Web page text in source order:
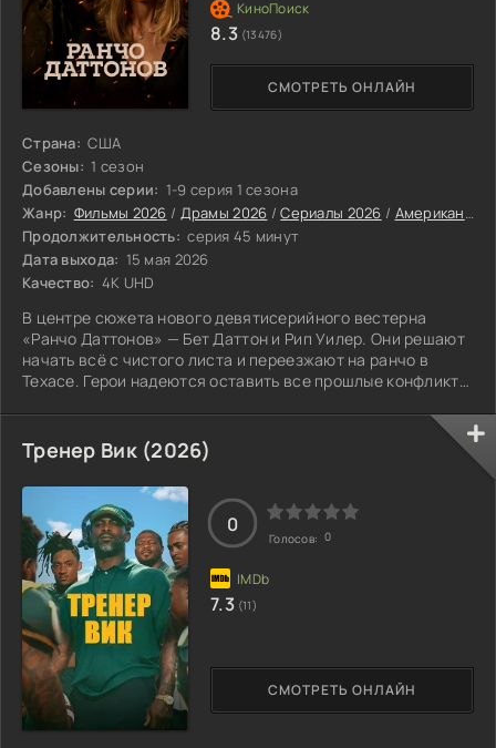
Страна: США
Сезоны: 1 сезон
Добавлены серии: 1-9 серия 1 сезона
Жанр: Фильмы 2026 / Драмы 2026 /Сериалы 2026 / Американские сериалы
Продолжительность: серия 45 минут
Дата выхода: 15 мая 2026
Качество: 4K UHD
В центре сюжета нового девятисерийного вестерна
«Ранчо Даттонов» — Бет Даттон и Рип Уилер. Они решают
начать всё с чистого листа и переезжают на ранчо в
Техасе. Герои надеются оставить все прошлые конфликты
СМОТРЕТЬ ОНЛАЙН
8.3 (13476)
Тренер Вик (2026)
СМОТРЕТЬ ОНЛАЙН
0
Голосов: 0
7.3 (11)